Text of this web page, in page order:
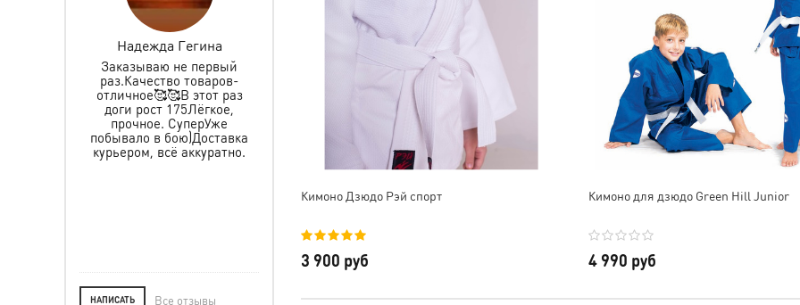
Кимоно Дзюдо Рэй спорт
3 900 руб
Кимоно для дзюдо Green Hill Junior
4 990 руб
Надежда Гегина
Заказываю не первый
раз.Качество товаров-
отличное🥰🥰В этот раз
доги рост 175Лёгкое,
прочное. СуперУже
побывало в бою)Доставка
курьером, всё аккуратно.
Инкогнито 0627
Заказываем не первый раз
тренировочный костюм ,
все хорошего качества,
прошито аккуратно
Мария Колпакова
Благодарю за сумку!
Доставили быстро,
постоянно поддерживали
связь, отвечали на все
вопросы. Отличный
дизайн, высокое качество,
очень удобная и
вместительная. Ношу на
продукцию. Всем ос!
лера г.
Качество просто супер,
ткань плотная, но в то же
время не «стоячая», очень
комфортно, цвет
белоснежный. Персонал
дружелюбный, всё
подсказали и оперативно
всё отправили, в СПб через
В общем, очень довольны,
будем сотрудничать еще 😊
скидку и наклейки, очень
НАПИСАТЬ Все отзывы